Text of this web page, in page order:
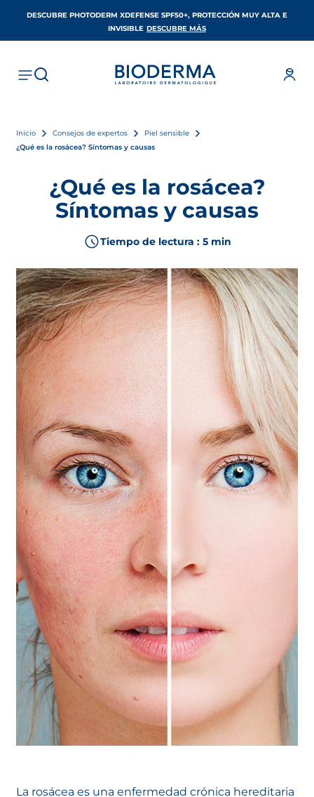
DESCUBRE PHOTODERM XDEFENSE SPF50+, PROTECCIÓN MUY ALTA E
INVISIBLE DESCUBRE MÁS
Inicio Consejos de expertos
Piel sensible
¿Qué es la rosácea? Síntomas y causas
¿Qué es la rosácea?
Síntomas y causas
Tiempo de lectura : 5 min
La rosácea es una enfermedad crónica hereditaria